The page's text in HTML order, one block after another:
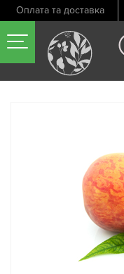
Оплата та доставка
Попередній товар